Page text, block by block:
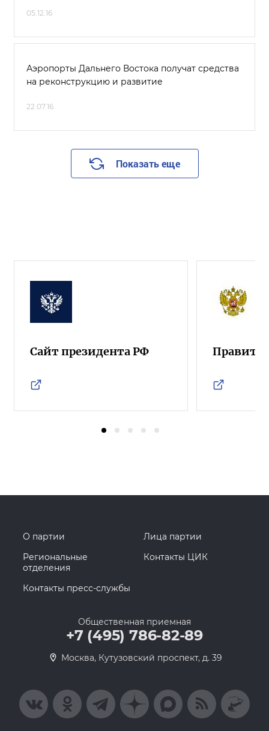
05.12.16
Аэропорты Дальнего Востока получат средства
на реконструкцию и развитие
22.07.16
Показать еще
Сайт президента РФ
О партии
Лица партии
Региональные
отделения
Контакты ЦИК
Контакты пресс-службы
Общественная приемная
+7 (495) 786-82-89
Москва, Кутузовский проспект, д. 39